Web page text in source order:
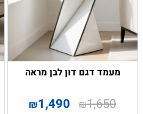
מעמד דגם דון לבן מראה
₪1,650
₪1,490